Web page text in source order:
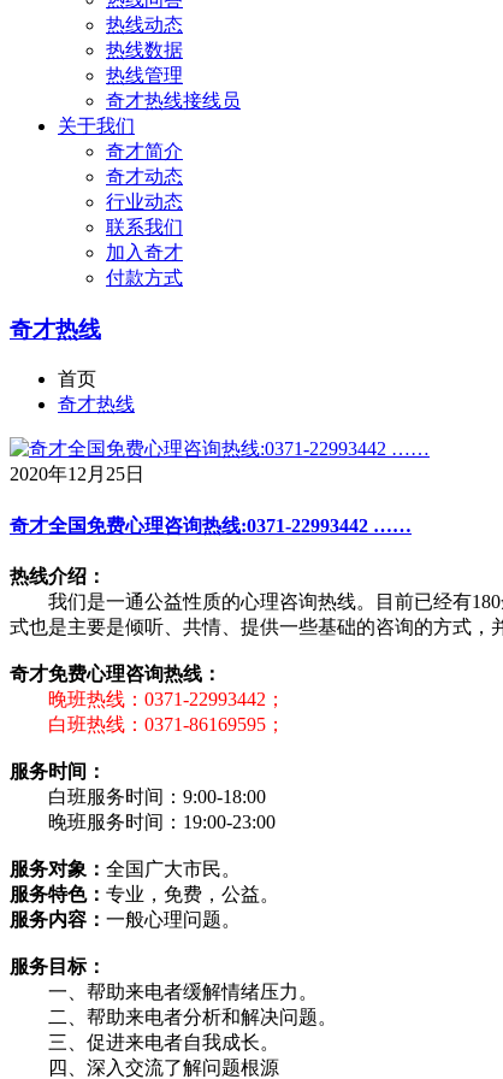
热线动态
热线数据
热线管理
奇才热线接线员
关于我们
奇才简介
奇才动态
行业动态
联系我们
加入奇才
付款方式
奇才热线
首页
奇才热线
2020年12月25日
奇才全国免费心理咨询热线:0371-22993442 ……
热线介绍：
我们是一通公益性质的心理咨询热线。目前已经有
式也是主要是倾听、共情、提供一些基础的咨询的方式，
奇才免费心理咨询热线：
晚班热线：0371-22993442；
白班热线：0371-86169595；
服务时间：
白班服务时间：9:00-18:00
晚班服务时间：19:00-23:00
服务对象： 全国广大市民。
服务特色： 专业，免费，公益。
服务内容： 一般心理问题。
服务目标：
一、帮助来电者缓解情绪压力。
二、帮助来电者分析和解决问题。
三、促进来电者自我成长。
四、深入交流了解问题根源